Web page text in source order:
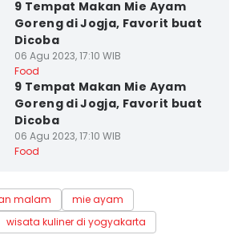
9 Tempat Makan Mie Ayam
Goreng di Jogja, Favorit buat
Dicoba
06 Agu 2023, 17:10 WIB
Food
9 Tempat Makan Mie Ayam
Goreng di Jogja, Favorit buat
Dicoba
06 Agu 2023, 17:10 WIB
Food
malam
mie ayam
wisata kuliner di yogyakarta